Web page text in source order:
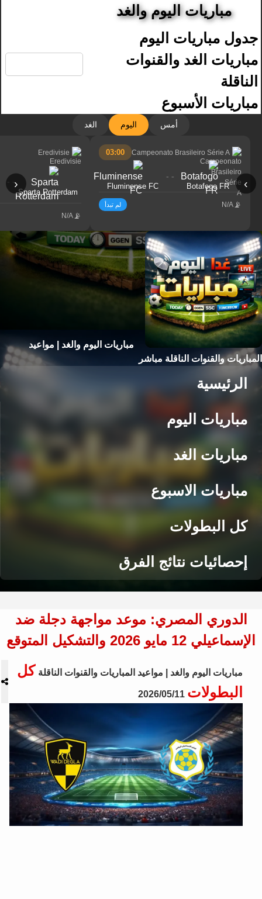
مباريات اليوم والغد
جدول مباريات اليوم
مباريات الغد والقنوات
الناقلة
مباريات الأسبوع
أمس اليوم الغد
‹ ›
Campeonato Brasileiro Série A
03:00
Botafogo FR
- -
Fluminense FC
N/A لم تبدأ
Eredivisie
Sparta Rotterdam
- -
N/A
مباريات اليوم والغد | مواعيد
المباريات والقنوات الناقلة مباشر
الرئيسية
مباريات اليوم
مباريات الغد
مباريات الاسبوع
كل البطولات
إحصائيات نتائج الفرق
الدوري المصري: موعد مواجهة دجلة ضد
الإسماعيلي 12 مايو 2026 والتشكيل المتوقع
مباريات اليوم والغد | مواعيد المباريات والقنوات الناقلة كل
البطولات 2026/05/11